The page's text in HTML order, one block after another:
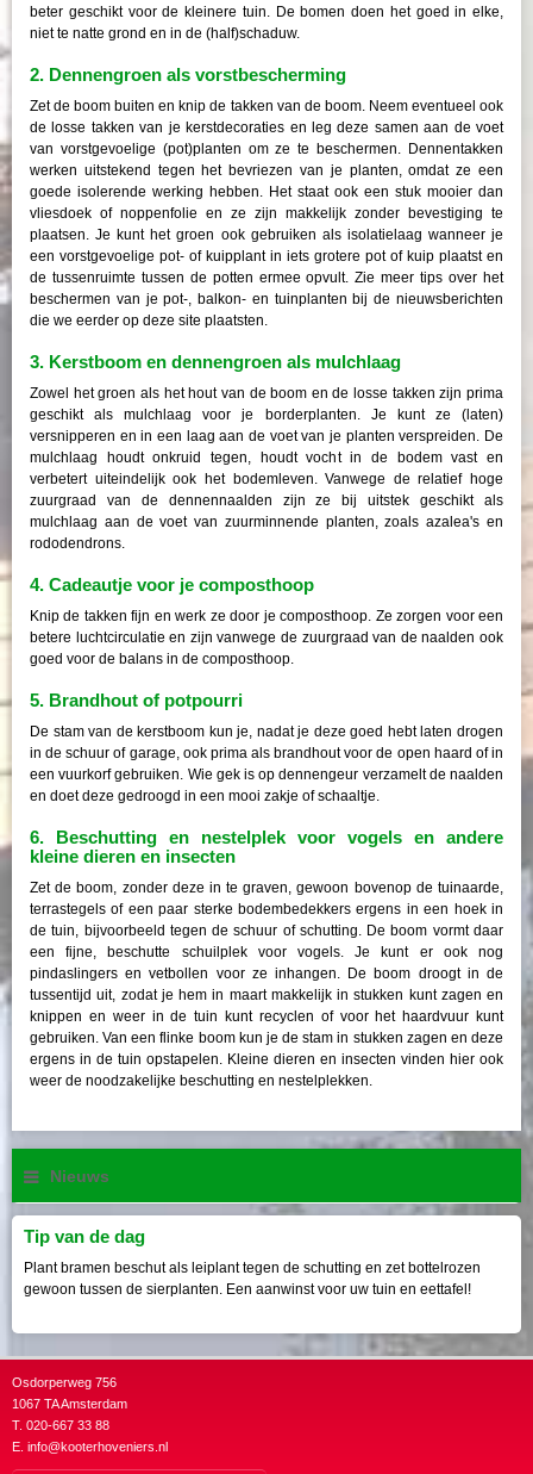
beter geschikt voor de kleinere tuin. De bomen doen het goed in elke,
niet te natte grond en in de (half)schaduw.
2. Dennengroen als vorstbescherming
Zet de boom buiten en knip de takken van de boom. Neem eventueel ook
de losse takken van je kerstdecoraties en leg deze samen aan de voet
van vorstgevoelige (pot)planten om ze te beschermen. Dennentakken
werken uitstekend tegen het bevriezen van je planten, omdat ze een
goede isolerende werking hebben. Het staat ook een stuk mooier dan
vliesdoek of noppenfolie en ze zijn makkelijk zonder bevestiging te
plaatsen. Je kunt het groen ook gebruiken als isolatielaag wanneer je
een vorstgevoelige pot- of kuipplant in iets grotere pot of kuip plaatst en
de tussenruimte tussen de potten ermee opvult. Zie meer tips over het
beschermen van je pot-, balkon- en tuinplanten bij de nieuwsberichten
die we eerder op deze site plaatsten.
3. Kerstboom en dennengroen als mulchlaag
Zowel het groen als het hout van de boom en de losse takken zijn prima
geschikt als mulchlaag voor je borderplanten. Je kunt ze (laten)
versnipperen en in een laag aan de voet van je planten verspreiden. De
mulchlaag houdt onkruid tegen, houdt vocht in de bodem vast en
verbetert uiteindelijk ook het bodemleven. Vanwege de relatief hoge
zuurgraad van de dennennaalden zijn ze bij uitstek geschikt als
mulchlaag aan de voet van zuurminnende planten, zoals azalea's en
rododendrons.
4. Cadeautje voor je composthoop
Knip de takken fijn en werk ze door je composthoop. Ze zorgen voor een
betere luchtcirculatie en zijn vanwege de zuurgraad van de naalden ook
goed voor de balans in de composthoop.
5. Brandhout of potpourri
De stam van de kerstboom kun je, nadat je deze goed hebt laten drogen
in de schuur of garage, ook prima als brandhout voor de open haard of in
een vuurkorf gebruiken. Wie gek is op dennengeur verzamelt de naalden
en doet deze gedroogd in een mooi zakje of schaaltje.
6. Beschutting en nestelplek voor vogels en andere
kleine dieren en insecten
Zet de boom, zonder deze in te graven, gewoon bovenop de tuinaarde,
terrastegels of een paar sterke bodembedekkers ergens in een hoek in
de tuin, bijvoorbeeld tegen de schuur of schutting. De boom vormt daar
een fijne, beschutte schuilplek voor vogels. Je kunt er ook nog
pindaslingers en vetbollen voor ze inhangen. De boom droogt in de
tussentijd uit, zodat je hem in maart makkelijk in stukken kunt zagen en
knippen en weer in de tuin kunt recyclen of voor het haardvuur kunt
gebruiken. Van een flinke boom kun je de stam in stukken zagen en deze
ergens in de tuin opstapelen. Kleine dieren en insecten vinden hier ook
weer de noodzakelijke beschutting en nestelplekken.
Nieuws
Tip van de dag
Plant bramen beschut als leiplant tegen de schutting en zet bottelrozen
gewoon tussen de sierplanten. Een aanwinst voor uw tuin en eettafel!
Osdorperweg 756
1067 TA Amsterdam
T. 020-667 33 88
E. info@kooterhoveniers.nl